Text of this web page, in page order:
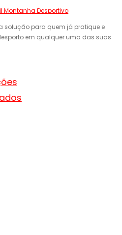
solução para quem já pratique e
em qualquer uma das suas